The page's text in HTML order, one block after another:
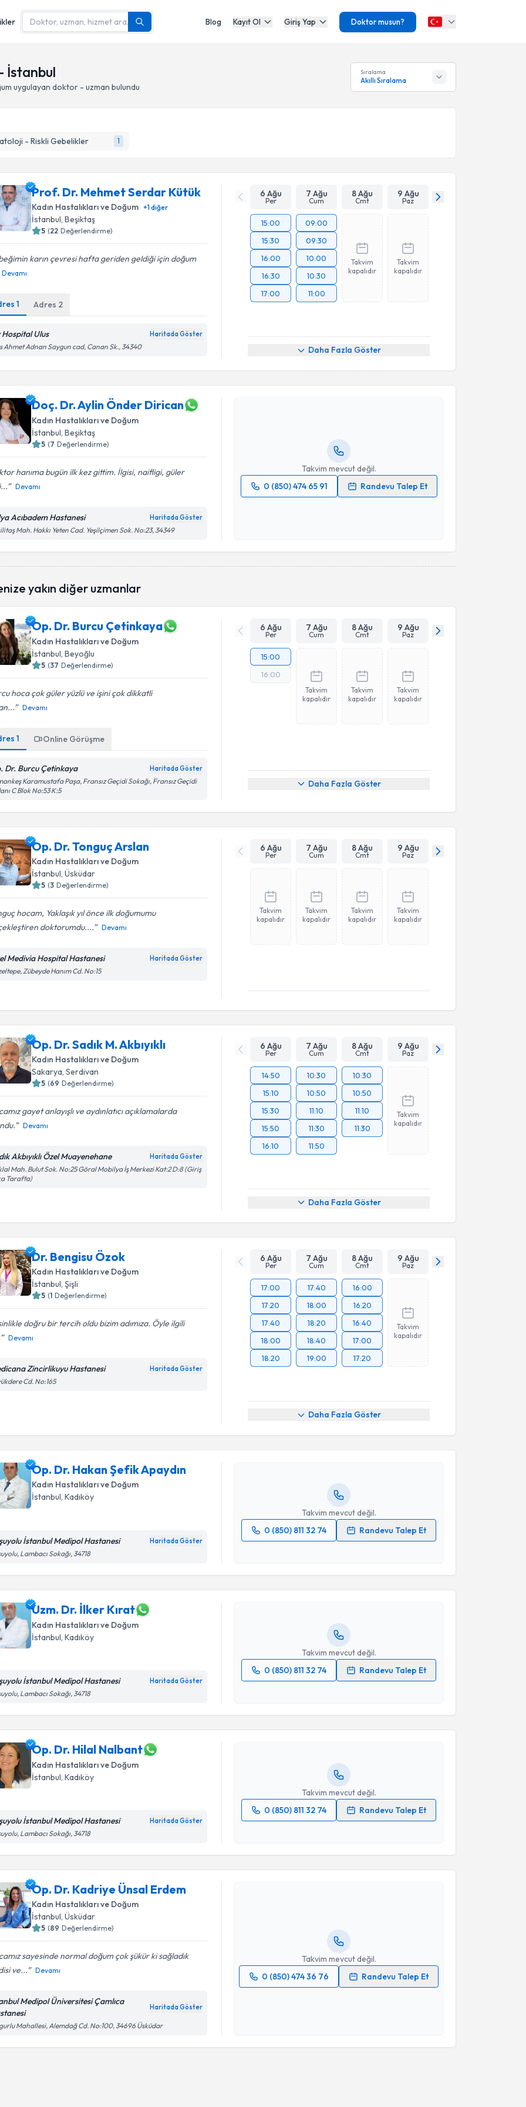
Blog Kayıt Ol Giriş Yap Doktor musun?
İstanbul
uygulayan doktor - uzman bulundu
Sıralama
Akıllı Sıralama
- Riskli Gebelikler 1
Prof. Dr. Mehmet Serdar Kütük
Kadın Hastalıkları ve Doğum +1diğer
İstanbul, Beşiktaş
5 (22 Değerlendirme)
karın çevresi hafta geriden geldiği için doğum
Devamı
1 Adres 2
Hospital Ulus Haritada Göster
Ahmet Adnan Saygun cad, Canan Sk., 34340
6 Ağu
Per
7 Ağu
Cum
8 Ağu
Cmt
9 Ağu
Paz
15:00
15:30
16:00
16:30
17:00
09:00
09:30
10:00
10:30
11:00
Takvim
kapalıdır
Takvim
kapalıdır
Daha Fazla Göster
Doç. Dr. Aylin Önder Dirican
Kadın Hastalıkları ve Doğum
İstanbul , Beşiktaş
5 (7 Değerlendirme)
hanıma bugün ilk kez gittim. İlgisi, naifligi, güler
Devamı
Acıbadem Hastanesi Haritada Göster
Mah. Hakkı Yeten Cad. Yeşilçimen Sok. No:23, 34349
Takvim mevcut değil.
0 (850) 474 65 91
Randevu Talep Et
Randevu Takvimi Talebi
Doç. Dr. Aylin Önder Dirican
Takvim Talebini Gönder
yakın diğer uzmanlar
Op. Dr. Burcu Çetinkaya
Kadın Hastalıkları ve Doğum
İstanbul , Beyoğlu
5 (37 Değerlendirme)
hoca çok güler yüzlü ve işini çok dikkatli
Devamı
1 Online Görüşme
Dr. Burcu Çetinkaya Haritada Göster
Karamustafa Paşa, Fransız Geçidi Sokağı, Fransız Geçidi
C Blok No:53 K:5
6 Ağu
Per
7 Ağu
Cum
8 Ağu
Cmt
9 Ağu
Paz
15:00
16:00
Takvim
kapalıdır
Takvim
kapalıdır
Takvim
kapalıdır
Daha Fazla Göster
Op. Dr. Tonguç Arslan
Kadın Hastalıkları ve Doğum
İstanbul , Üsküdar
5 (3 Değerlendirme)
hocam, Yaklaşık yıl önce ilk doğumumu
doktorumdu....
Devamı
Medivia Hospital Hastanesi Haritada Göster
Zübeyde Hanım Cd. No:15
6 Ağu
Per
7 Ağu
Cum
8 Ağu
Cmt
9 Ağu
Paz
Takvim
kapalıdır
Takvim
kapalıdır
Takvim
kapalıdır
Takvim
kapalıdır
Op. Dr. Sadık M. Akbıyıklı
Kadın Hastalıkları ve Doğum
Sakarya , Serdivan
5 (69 Değerlendirme)
gayet anlayışlı ve aydınlatıcı açıklamalarda
Devamı
Akbıyıklı Özel Muayenehane Haritada Göster
Mah. Bulut Sok. No:25 Göral Mobilya İş Merkezi Kat:2 D:8 (Giriş
Tarafta)
6 Ağu
Per
7 Ağu
Cum
8 Ağu
Cmt
9 Ağu
Paz
14:50
15:10
15:30
15:50
16:10
10:30
10:50
11:10
11:30
11:50
10:30
10:50
11:10
11:30
Takvim
kapalıdır
Daha Fazla Göster
Dr. Bengisu Özok
Kadın Hastalıkları ve Doğum
İstanbul, Şişli
5 (1 Değerlendirme)
doğru bir tercih oldu bizim adımıza. Öyle ilgili
Devamı
Zincirlikuyu Hastanesi Haritada Göster
Cd. No:165
6 Ağu
Per
7 Ağu
Cum
8 Ağu
Cmt
9 Ağu
Paz
17:00
17:20
17:40
18:00
18:20
17:40
18:00
18:20
18:40
19:00
16:00
16:20
16:40
17:00
17:20
Takvim
kapalıdır
Daha Fazla Göster
Op. Dr. Hakan Şefik Apaydın
Kadın Hastalıkları ve Doğum
İstanbul , Kadıköy
İstanbul Medipol Hastanesi Haritada Göster
Lambacı Sokağı, 34718
Takvim mevcut değil.
0 (850) 811 32 74
Randevu Talep Et
Randevu Takvimi Talebi
Uzm. Dr. İlker Kırat
Kadın Hastalıkları ve Doğum
İstanbul , Kadıköy
İstanbul Medipol Hastanesi Haritada Göster
Lambacı Sokağı, 34718
Takvim mevcut değil.
0 (850) 811 32 74
Randevu Talep Et
Randevu Takvimi Talebi
Op. Dr. Hilal Nalbant
Kadın Hastalıkları ve Doğum
İstanbul , Kadıköy
İstanbul Medipol Hastanesi Haritada Göster
Lambacı Sokağı, 34718
Takvim mevcut değil.
0 (850) 811 32 74
Randevu Talep Et
Randevu Takvimi Talebi
Op. Dr. Kadriye Ünsal Erdem
Kadın Hastalıkları ve Doğum
İstanbul , Üsküdar
5 (89 Değerlendirme)
sayesinde normal doğum çok şükür ki sağladık
ve...
Devamı
Medipol Üniversitesi Çamlıca
Haritada Göster
Mahallesi, Alemdağ Cd. No:100, 34696 Üsküdar
Takvim mevcut değil.
0 (850) 474 36 76
Randevu Talep Et